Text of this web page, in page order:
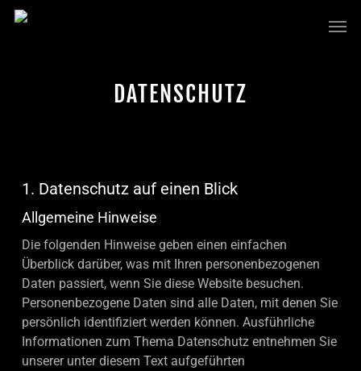
Skip
DATENSCHUTZ
1. Datenschutz auf einen Blick
Allgemeine Hinweise
Die folgenden Hinweise geben einen einfachen
Überblick darüber, was mit Ihren personenbezogenen
Daten passiert, wenn Sie diese Website besuchen.
Personenbezogene Daten sind alle Daten, mit denen Sie
persönlich identifiziert werden können. Ausführliche
Informationen zum Thema Datenschutz entnehmen Sie
unserer unter diesem Text aufgeführten